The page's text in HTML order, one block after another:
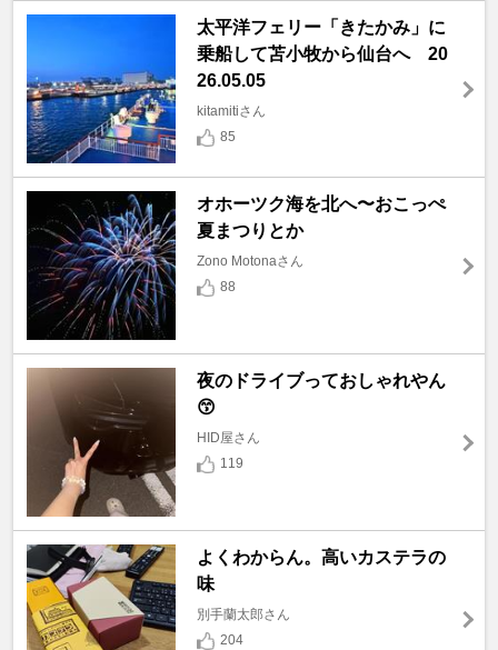
太平洋フェリー「きたかみ」に
乗船して苫小牧から仙台へ 20
26.05.05
kitamitiさん
85
オホーツク海を北へ〜おこっぺ
夏まつりとか
Zono Motonaさん
88
夜のドライブっておしゃれやん
😙
HID屋さん
119
よくわからん。高いカステラの
味
別手蘭太郎さん
204